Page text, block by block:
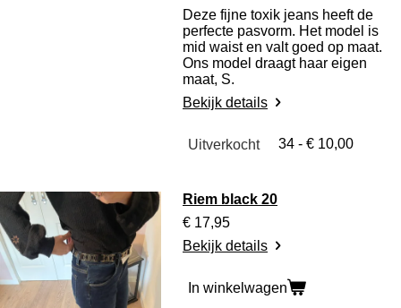
Deze fijne toxik jeans heeft de
perfecte pasvorm. Het model is
mid waist en valt goed op maat.
Ons model draagt haar eigen
maat, S.
Bekijk details
Uitverkocht
Riem black 20
€ 17,95
Bekijk details
In winkelwagen